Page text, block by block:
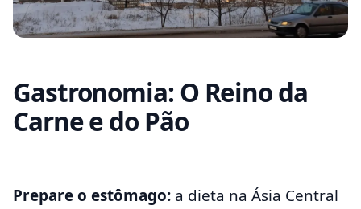
Gastronomia: O Reino da
Carne e do Pão
Prepare o estômago: a dieta na Ásia Central